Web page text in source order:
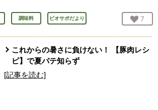
調味料 ビオサポだより お気
7
これからの暑さに負けない！ 【豚肉レシ
ピ】で夏バテ知らず
[記事を読む]